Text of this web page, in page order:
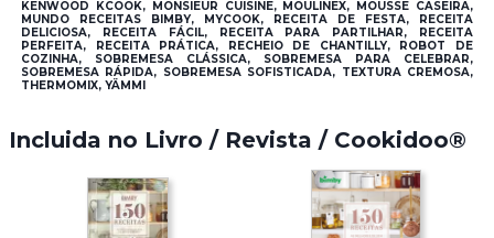
KENWOOD KCOOK, MONSIEUR CUISINE, MOULINEX, MOUSSE CASEIRA,
MUNDO RECEITAS BIMBY, MYCOOK, RECEITA DE FESTA, RECEITA
DELICIOSA, RECEITA FÁCIL, RECEITA PARA PARTILHAR, RECEITA
PERFEITA, RECEITA PRÁTICA, RECHEIO DE CHANTILLY, ROBOT DE
COZINHA, SOBREMESA CLÁSSICA, SOBREMESA PARA CELEBRAR,
SOBREMESA RÁPIDA, SOBREMESA SOFISTICADA, TEXTURA CREMOSA,
THERMOMIX, YÄMMI
Incluida no Livro / Revista / Cookidoo®